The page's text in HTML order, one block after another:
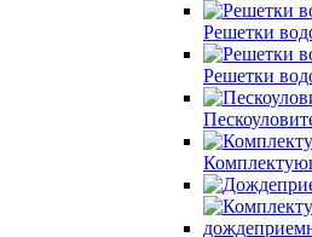
Решетки
Решетки